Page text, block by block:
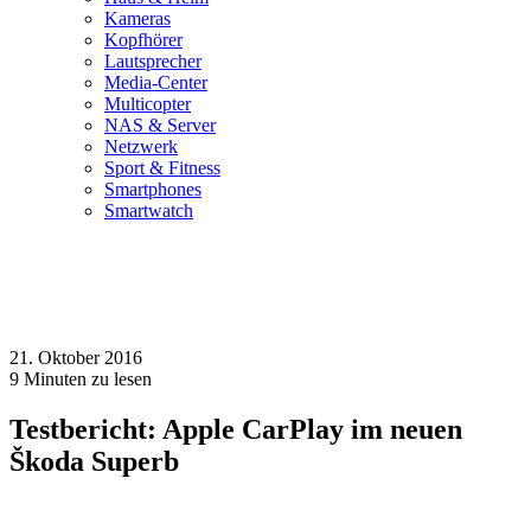
Kameras
Kopfhörer
Lautsprecher
Media-Center
Multicopter
NAS & Server
Netzwerk
Sport & Fitness
Smartphones
Smartwatch
21. Oktober 2016
9 Minuten zu lesen
Testbericht: Apple CarPlay im neuen
Škoda Superb